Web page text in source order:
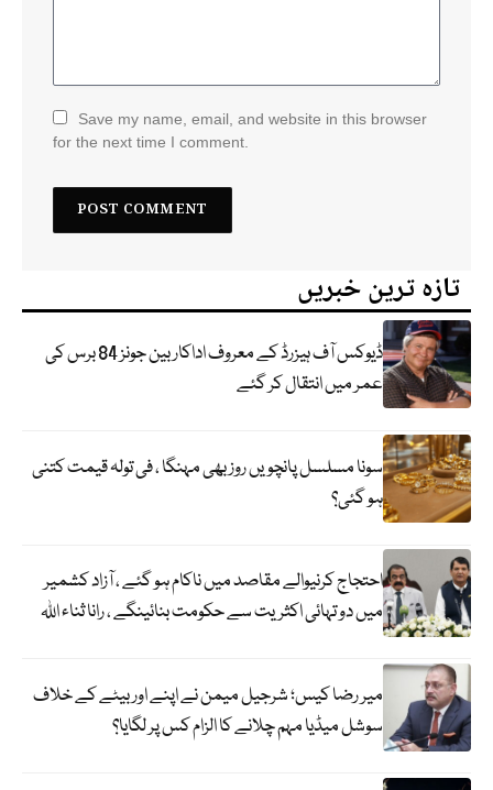
Save my name, email, and website in this browser
for the next time I comment.
تازہ ترین خبریں
ڈیوکس آف ہیزرڈ کے معروف اداکار بین جونز 84 برس کی
عمر میں انتقال کر گئے
سونا مسلسل پانچویں روز بھی مہنگا ، فی تولہ قیمت کتنی
ہو گئی؟
احتجاج کرنیوالے مقاصد میں ناکام ہو گئے ، آزاد کشمیر
میں دو تہائی اکثریت سے حکومت بنائینگے ، رانا ثناء اللہ
میر رضا کیس؛ شرجیل میمن نے اپنے اور بیٹے کے خلاف
سوشل میڈیا مہم چلانے کا الزام کس پر لگایا؟